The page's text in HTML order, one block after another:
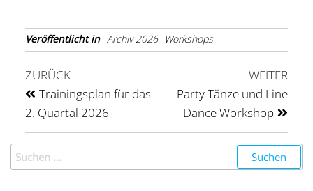
Veröffentlicht in Archiv 2026 Workshops
ZURÜCK
Trainingsplan für das
2. Quartal 2026
WEITER
Party Tänze und Line
Dance Workshop